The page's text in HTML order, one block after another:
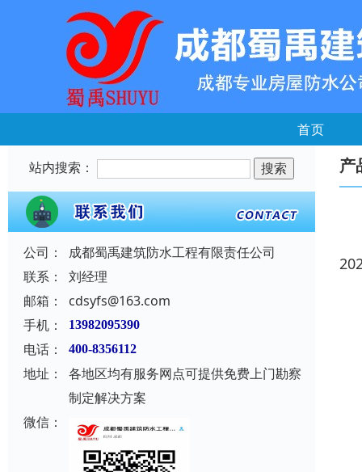
首页
站内搜索：
公司：
成都蜀禹建筑防水工程有限责任公司
联系：
刘经理
邮箱：
cdsyfs@163.com
手机：
13982095390
电话： 400-8356112
地址：
各地区均有服务网点可提供免费上门勘察
制定解决方案
微信：
产